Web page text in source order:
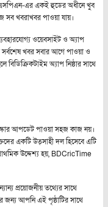
এর একই হুডের অধীনে খুব
সব খবরাখবর পাওয়া যায়।
ওয়েবসাইট ও অ্যাপ
সর্বশেষ খবর সবার আগে পাওয়া ও
বিডিক্রিকটাইম অ্যাপ নিষ্ঠার সাথে
আপডেট পাওয়া সহজ কাজ নয়।
একটি উত্সাহী দল হিসেবে এটি
উদ্দেশ্য হয়, BDCricTime
প্রয়োজনীয় তথ্যের সাথে
জন্য আপনি এই পৃষ্ঠাটির সাথে